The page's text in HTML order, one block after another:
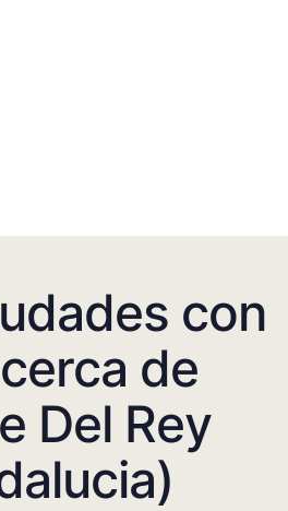
con
de
Del Rey